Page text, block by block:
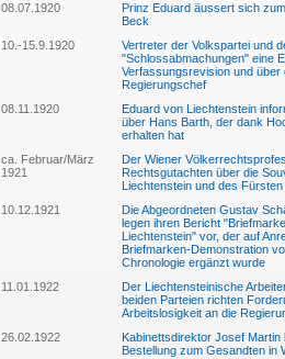
08.07.1920
Prinz Eduard äussert sich
Beck
10.-15.9.1920
Vertreter der Volkspartei und
"Schlossabmachungen" eine
Verfassungsrevision und
Regierungschef
08.11.1920
Eduard von Liechtenstein
über Hans Barth, der dank
erhalten hat
ca. Februar/März
1921
Der Wiener
Rechtsgutachten über die
Liechtenstein und des
10.12.1921
Die Abgeordneten Gustav
legen ihren Bericht
Liechtenstein" vor, der auf
Briefmarken-Demonstration
Chronologie ergänzt wurde
11.01.1922
Der Liechtensteinische
beiden Parteien richten
Arbeitslosigkeit an die
26.02.1922
Kabinettsdirektor Josef
Bestellung zum Gesandten in